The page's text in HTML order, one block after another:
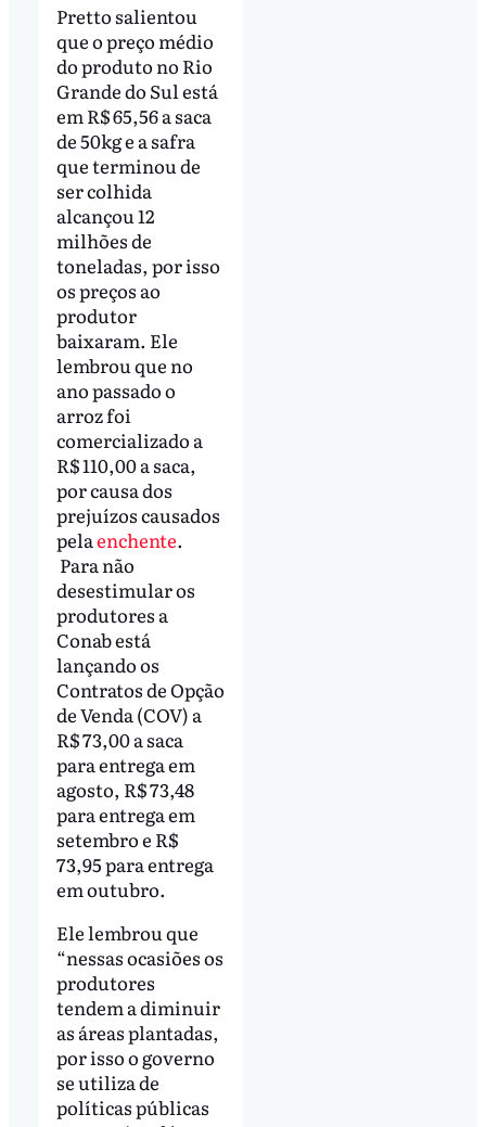
Pretto salientou
que o preço médio
do produto no Rio
Grande do Sul está
em R$ 65,56 a saca
de 50kg e a safra
que terminou de
ser colhida
alcançou 12
milhões de
toneladas, por isso
os preços ao
produtor
baixaram. Ele
lembrou que no
ano passado o
arroz foi
comercializado a
R$ 110,00 a saca,
por causa dos
prejuízos causados
pelaenchente.
Para não
desestimular os
produtores a
Conab está
lançando os
Contratos de Opção
de Venda (COV) a
R$ 73,00 a saca
para entrega em
agosto, R$ 73,48
para entrega em
setembro e R$
73,95 para entrega
em outubro.
Ele lembrou que
“nessas ocasiões os
produtores
tendem a diminuir
as áreas plantadas,
por isso o governo
se utiliza de
políticas públicas